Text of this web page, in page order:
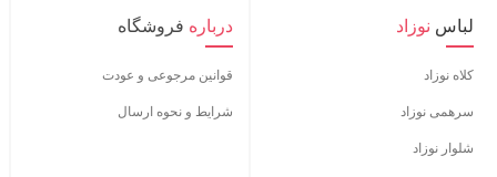
لباس نوزاد
کلاه نوزاد
سرهمی نوزاد
شلوار نوزاد
درباره فروشگاه
قوانین مرجوعی و عودت
شرایط و نحوه ارسال